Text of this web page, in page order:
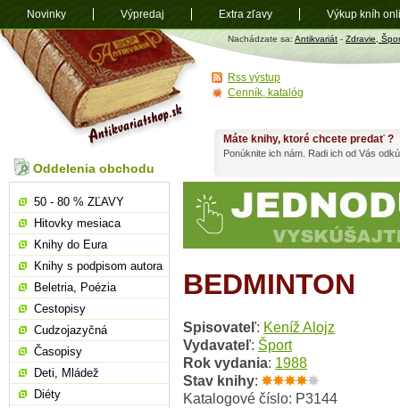
Antikvariát
shop.sk
Nachádzate sa: Antikvariát - Zdravie,
BEDMINTON
Spisovateľ: Keníž Alojz
Vydavateľ: Šport
Rok vydania: 1988
Stav knihy:
Katalogové číslo: P3144
Máte knihy, ktoré chcete predať ?
Ponúknite ich nám. Radi ich od Vás
Oddelenia obchodu
50 - 80 % ZĽAVY
Hitovky mesiaca
Knihy do Eura
Knihy s podpisom autora
Beletria, Poézia
Cestopisy
Cudzojazyčná
Časopisy
Deti, Mládež
Diéty
Rss výstup
Cenník, katalóg
Novinky Výpredaj Extra zľavy Výkup kníh